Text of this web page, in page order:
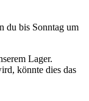
du bis Sonntag um
Lager.
könnte dies das